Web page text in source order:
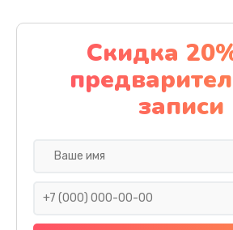
Замена материнской
1100 руб.
Заказать
Замена
Скидка
записи